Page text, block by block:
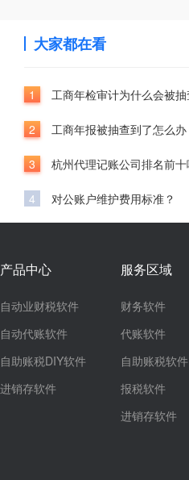
大家都在看
1 工商年检审计为什么会被抽
2 工商年报被抽查到了怎么办
3 杭州代理记账公司排名前
4 对公账户维护费用标准？
产品中心
自动业财税软件
自动代账软件
自助账税DIY软件
进销存软件
服务区域
财务软件
代账软件
自助账税软件
报税软件
进销存软件